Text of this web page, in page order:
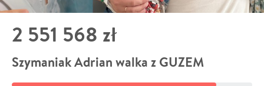
2 551 568 zł
Szymaniak Adrian walka z GUZEM